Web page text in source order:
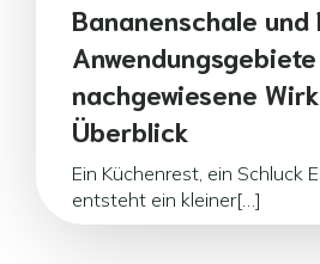
Bananenschale und
nachgewiesene
Überblick
Ein Küchenrest, ein Schluck
entsteht ein kleiner[…]